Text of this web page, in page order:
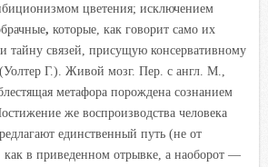
цветения; исключением
, которые, как говорит само их
тайну связей, присущую консервативному
Г.). Живой мозг. Пер. с англ. М.,
метафора порождена сознанием
же воспроизводства человека
единственный путь (не от
как в приведенном отрывке, а наоборот —